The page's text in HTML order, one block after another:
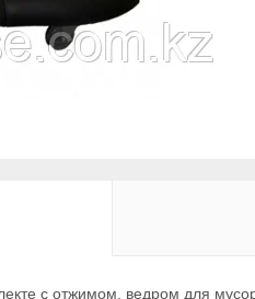
с отжимом, ведром для